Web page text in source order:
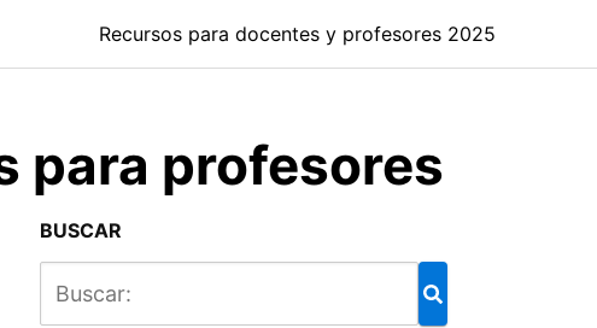
Recursos para docentes y profesores 2025
para profesores
BUSCAR